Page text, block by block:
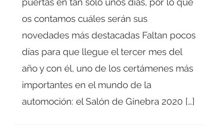
os contamos cuáles serán sus
novedades más destacadas Faltan pocos
días para que llegue el tercer mes del
año y con él, uno de los certámenes más
importantes en el mundo de la
automoción: el Salón de Ginebra 2020 […]